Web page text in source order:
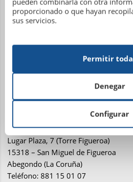
Centro Administrativo,
15001 La Coruña
Teléfono: 981 21 81 81
Instalaciones ecuestres y
Lugar Plaza, 7 (Torre Figueroa)
15318 – San Miguel de Figueroa
Abegondo (La Coruña)
Teléfono: 881 15 01 07
proporcionado o que hayan
sus servicios.
Configurar
Denegar
Permitir